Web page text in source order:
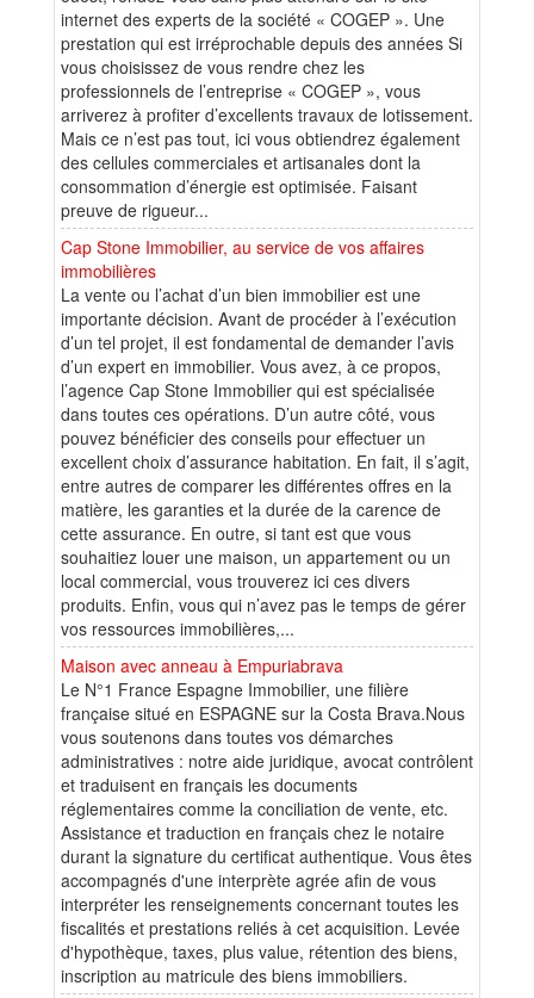
internet des experts de la société « COGEP ». Une
prestation qui est irréprochable depuis des années Si
vous choisissez de vous rendre chez les
professionnels de l’entreprise « COGEP », vous
arriverez à profiter d’excellents travaux de lotissement.
Mais ce n’est pas tout, ici vous obtiendrez également
des cellules commerciales et artisanales dont la
consommation d’énergie est optimisée. Faisant
preuve de rigueur...
Cap Stone Immobilier, au service de vos affaires
immobilières
La vente ou l’achat d’un bien immobilier est une
importante décision. Avant de procéder à l’exécution
d’un tel projet, il est fondamental de demander l’avis
d’un expert en immobilier. Vous avez, à ce propos,
l’agence Cap Stone Immobilier qui est spécialisée
dans toutes ces opérations. D’un autre côté, vous
pouvez bénéficier des conseils pour effectuer un
excellent choix d’assurance habitation. En fait, il s’agit,
entre autres de comparer les différentes offres en la
matière, les garanties et la durée de la carence de
cette assurance. En outre, si tant est que vous
souhaitiez louer une maison, un appartement ou un
local commercial, vous trouverez ici ces divers
produits. Enfin, vous qui n’avez pas le temps de gérer
vos ressources immobilières,...
Maison avec anneau à Empuriabrava
Le N°1 France Espagne Immobilier, une filière
française situé en ESPAGNE sur la Costa Brava.Nous
vous soutenons dans toutes vos démarches
administratives : notre aide juridique, avocat contrôlent
et traduisent en français les documents
réglementaires comme la conciliation de vente, etc.
Assistance et traduction en français chez le notaire
durant la signature du certificat authentique. Vous êtes
accompagnés d'une interprète agrée afin de vous
interpréter les renseignements concernant toutes les
fiscalités et prestations reliés à cet acquisition. Levée
d'hypothèque, taxes, plus value, rétention des biens,
inscription au matricule des biens immobiliers.